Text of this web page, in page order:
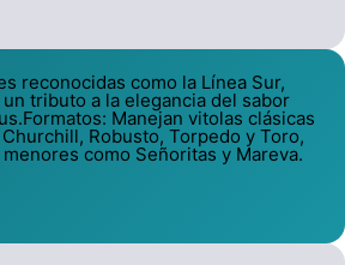
reconocidas como la Línea Sur,
tributo a la elegancia del sabor
Manejan vitolas clásicas
Robusto, Torpedo y Toro,
como Señoritas y Mareva.